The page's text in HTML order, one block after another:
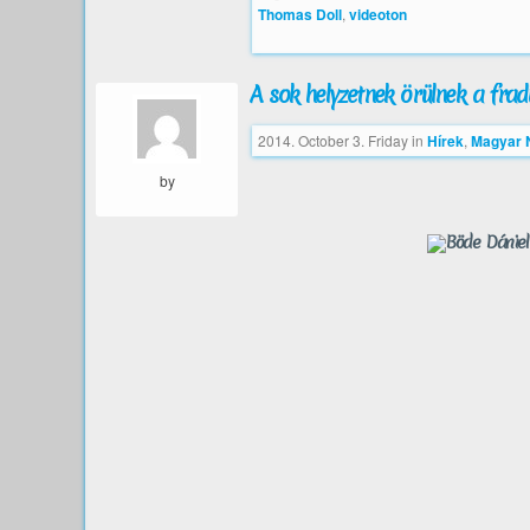
Thomas Doll, videoton
by
A sok helyzetnek örülnek a
2014. October 3. Fridayin Hírek, Magyar